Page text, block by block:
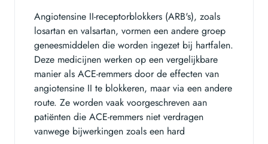
Angiotensine II-receptorblokkers (ARB's), zoals
losartan en valsartan, vormen een andere groep
geneesmiddelen die worden ingezet bij hartfalen.
Deze medicijnen werken op een vergelijkbare
manier als ACE-remmers door de effecten van
angiotensine II te blokkeren, maar via een andere
route. Ze worden vaak voorgeschreven aan
patiënten die ACE-remmers niet verdragen
vanwege bijwerkingen zoals een hard